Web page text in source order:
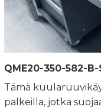
QME20-350-582-
Tämä
palkeilla, jotka